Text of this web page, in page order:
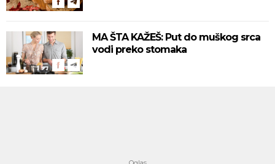
MA ŠTA KAŽEŠ: Put do muškog srca
vodi preko stomaka